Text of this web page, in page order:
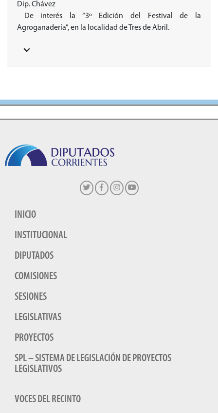
Dip. Chávez
De interés la “3º Edición del Festival de la
Agroganadería”, en la localidad de Tres de Abril.
INICIO
INSTITUCIONAL
DIPUTADOS
COMISIONES
SESIONES
LEGISLATIVAS
PROYECTOS
SPL – SISTEMA DE LEGISLACIÓN DE PROYECTOS
LEGISLATIVOS
VOCES DEL RECINTO